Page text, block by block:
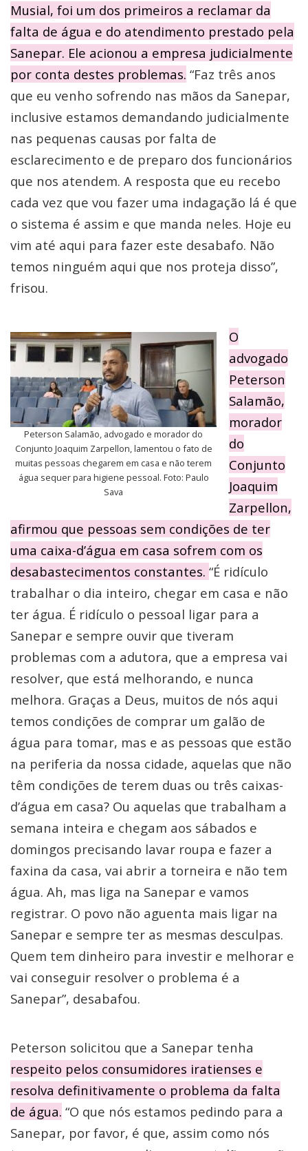
Musial, foi um dos primeiros a reclamar da
falta de água e do atendimento prestado pela
Sanepar. Ele acionou a empresa judicialmente
por conta destes problemas. “Faz três anos
que eu venho sofrendo nas mãos da Sanepar,
inclusive estamos demandando judicialmente
nas pequenas causas por falta de
esclarecimento e de preparo dos funcionários
que nos atendem. A resposta que eu recebo
cada vez que vou fazer uma indagação lá é que
o sistema é assim e que manda neles. Hoje eu
vim até aqui para fazer este desabafo. Não
temos ninguém aqui que nos proteja disso”,
frisou.
Peterson Salamão, advogado e morador do
Conjunto Joaquim Zarpellon, lamentou o fato de
muitas pessoas chegarem em casa e não terem
água sequer para higiene pessoal. Foto: Paulo
Sava
O
advogado
Peterson
Salamão,
morador
do
Conjunto
Joaquim
Zarpellon,
afirmou que pessoas sem condições de ter
uma caixa-d’água em casa sofrem com os
desabastecimentos constantes. “É ridículo
trabalhar o dia inteiro, chegar em casa e não
ter água. É ridículo o pessoal ligar para a
Sanepar e sempre ouvir que tiveram
problemas com a adutora, que a empresa vai
resolver, que está melhorando, e nunca
melhora. Graças a Deus, muitos de nós aqui
temos condições de comprar um galão de
água para tomar, mas e as pessoas que estão
na periferia da nossa cidade, aquelas que não
têm condições de terem duas ou três caixas-
d’água em casa? Ou aquelas que trabalham a
semana inteira e chegam aos sábados e
domingos precisando lavar roupa e fazer a
faxina da casa, vai abrir a torneira e não tem
água. Ah, mas liga na Sanepar e vamos
registrar. O povo não aguenta mais ligar na
Sanepar e sempre ter as mesmas desculpas.
Quem tem dinheiro para investir e melhorar e
vai conseguir resolver o problema é a
Sanepar”, desabafou.
Peterson solicitou que a Sanepar tenha
respeito pelos consumidores iratienses e
resolva definitivamente o problema da falta
de água. “O que nós estamos pedindo para a
Sanepar, por favor, é que, assim como nós